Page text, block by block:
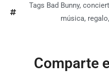
Tags Bad Bunny,
música, regalo,
Comparte